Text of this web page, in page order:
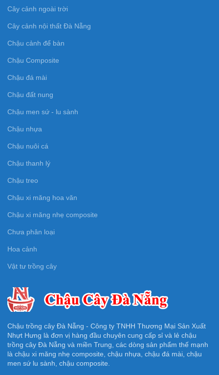
Cây cảnh ngoài trời
Cây cảnh nội thất Đà Nẵng
Chậu cảnh để bàn
Chậu Composite
Chậu đá mài
Chậu đất nung
Chậu men sứ - lu sành
Chậu nhựa
Chậu nuôi cá
Chậu thanh lý
Chậu treo
Chậu xi măng hoa văn
Chậu xi măng nhẹ composite
Chưa phân loại
Hoa cảnh
Vật tư trồng cây
Chậu trồng cây Đà Nẵng - Công ty TNHH Thương Mại Sản Xuất
Nhựt Hưng là đơn vị hàng đầu chuyên cung cấp sỉ và lẻ chậu
trồng cây Đà Nẵng và miền Trung, các dòng sản phẩm thế mạnh
là chậu xi măng nhẹ composite, chậu nhựa, chậu đá mài, chậu
men sứ lu sành, chậu composite.